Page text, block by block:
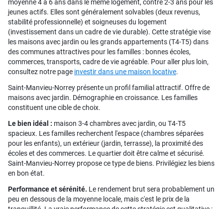
moyenne 4 à 6 ans dans le même logement, contre 2-3 ans pour les
jeunes actifs. Elles sont généralement solvables (deux revenus,
stabilité professionnelle) et soigneuses du logement
(investissement dans un cadre de vie durable). Cette stratégie vise
les maisons avec jardin ou les grands appartements (T4-T5) dans
des communes attractives pour les familles : bonnes écoles,
commerces, transports, cadre de vie agréable. Pour aller plus loin,
consultez notre page investir dans une maison locative.
Saint-Manvieu-Norrey présente un profil familial attractif. Offre de
maisons avec jardin. Démographie en croissance. Les familles
constituent une cible de choix.
Le bien idéal : maison 3-4 chambres avec jardin, ou T4-T5
spacieux. Les familles recherchent l'espace (chambres séparées
pour les enfants), un extérieur (jardin, terrasse), la proximité des
écoles et des commerces. Le quartier doit être calme et sécurisé.
Saint-Manvieu-Norrey propose ce type de biens. Privilégiez les biens
en bon état.
Performance et sérénité. Le rendement brut sera probablement un
peu en dessous de la moyenne locale, mais c'est le prix de la